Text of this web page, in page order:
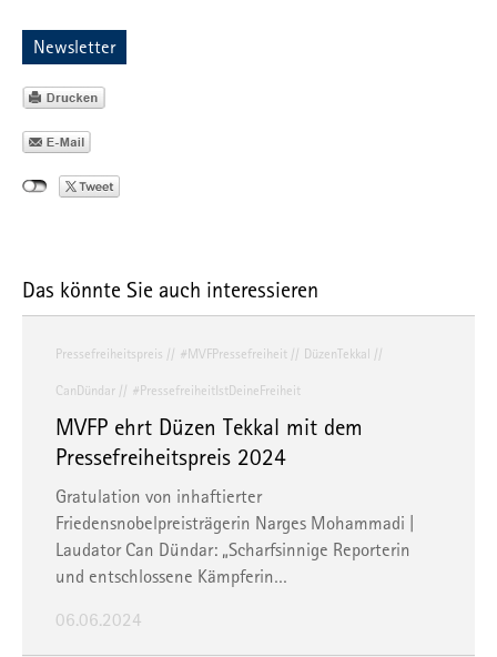
Newsletter
Das könnte Sie auch interessieren
Pressefreiheitspreis #MVFPressefreiheit DüzenTekkal
CanDündar #PressefreiheitIstDeineFreiheit
MVFP ehrt Düzen Tekkal mit dem
Pressefreiheitspreis 2024
Gratulation von inhaftierter
Friedensnobelpreisträgerin Narges Mohammadi |
Laudator Can Dündar: „Scharfsinnige Reporterin
und entschlossene Kämpferin…
06.06.2024